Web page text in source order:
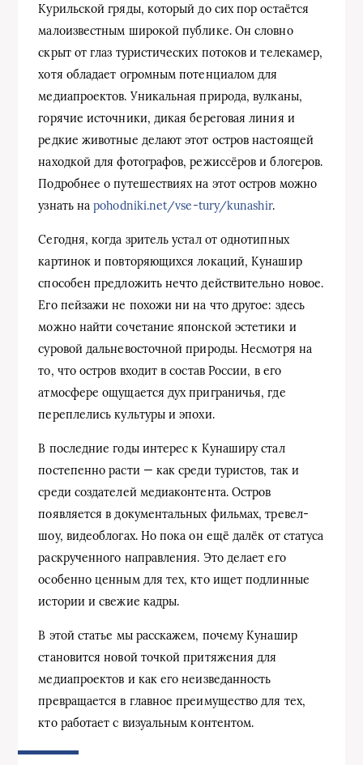
Курильской гряды, который до сих пор остаётся
малоизвестным широкой публике. Он словно
скрыт от глаз туристических потоков и телекамер,
хотя обладает огромным потенциалом для
медиапроектов. Уникальная природа, вулканы,
горячие источники, дикая береговая линия и
редкие животные делают этот остров настоящей
находкой для фотографов, режиссёров и блогеров.
Подробнее о путешествиях на этот остров можно
узнать наpohodniki.net/vse-tury/kunashir.
Сегодня, когда зритель устал от однотипных
картинок и повторяющихся локаций, Кунашир
способен предложить нечто действительно новое.
Его пейзажи не похожи ни на что другое: здесь
можно найти сочетание японской эстетики и
суровой дальневосточной природы. Несмотря на
то, что остров входит в состав России, в его
атмосфере ощущается дух приграничья, где
переплелись культуры и эпохи.
В последние годы интерес к Кунаширу стал
постепенно расти — как среди туристов, так и
среди создателей медиаконтента. Остров
появляется в документальных фильмах, тревел-
шоу, видеоблогах. Но пока он ещё далёк от статуса
раскрученного направления. Это делает его
особенно ценным для тех, кто ищет подлинные
истории и свежие кадры.
В этой статье мы расскажем, почему Кунашир
становится новой точкой притяжения для
медиапроектов и как его неизведанность
превращается в главное преимущество для тех,
кто работает с визуальным контентом.